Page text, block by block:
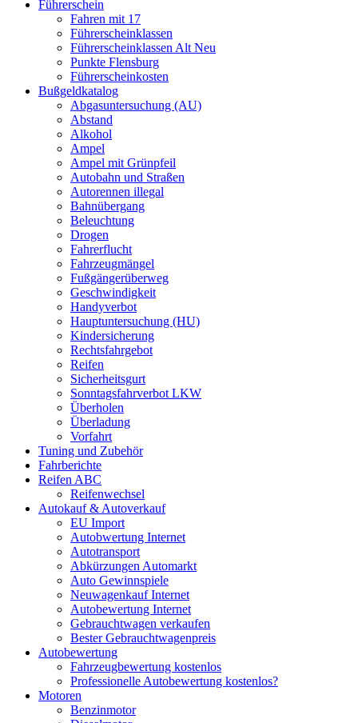
Führerschein
Fahren mit 17
Führerscheinklassen
Führerscheinklassen Alt Neu
Punkte Flensburg
Führerscheinkosten
Bußgeldkatalog
Abgasuntersuchung (AU)
Abstand
Alkohol
Ampel
Ampel mit Grünpfeil
Autobahn und Straßen
Autorennen illegal
Bahnübergang
Beleuchtung
Drogen
Fahrerflucht
Fahrzeugmängel
Fußgängerüberweg
Geschwindigkeit
Handyverbot
Hauptuntersuchung (HU)
Kindersicherung
Rechtsfahrgebot
Reifen
Sicherheitsgurt
Sonntagsfahrverbot LKW
Überholen
Überladung
Vorfahrt
Tuning und Zubehör
Fahrberichte
Reifen ABC
Reifenwechsel
Autokauf & Autoverkauf
EU Import
Autobwertung Internet
Autotransport
Abkürzungen Automarkt
Auto Gewinnspiele
Neuwagenkauf Internet
Autobewertung Internet
Gebrauchtwagen verkaufen
Bester Gebrauchtwagenpreis
Autobewertung
Fahrzeugbewertung kostenlos
Professionelle Autobewertung kostenlos?
Motoren
Benzinmotor